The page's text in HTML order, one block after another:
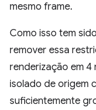
mesmo frame.
Como isso tem
remover essa
renderização em
isolado de origem
suficientemente